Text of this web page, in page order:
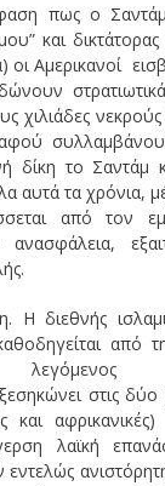
πως ο
και
οι Αμερικανοί
χιλιάδες νεκρούς
δίκη το Σαντάμ
αυτά τα χρόνια,
από τον
Η διεθνής
από
στις δύο
και
λαϊκή
εντελώς